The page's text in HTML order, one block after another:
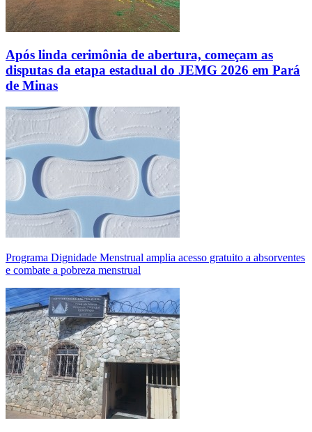
Após linda cerimônia de abertura, começam as
disputas da etapa estadual do JEMG 2026 em Pará
de Minas
Programa Dignidade Menstrual amplia acesso gratuito a absorventes
e combate a pobreza menstrual